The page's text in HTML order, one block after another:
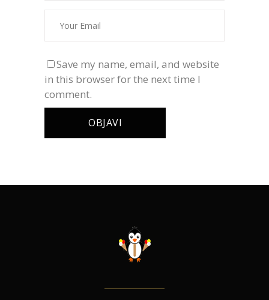
Save my name, email, and website
in this browser for the next time I
comment.